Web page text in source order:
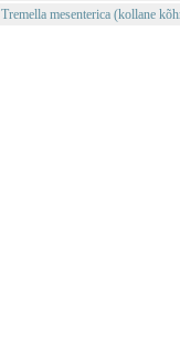
Tremella mesenterica (kollane